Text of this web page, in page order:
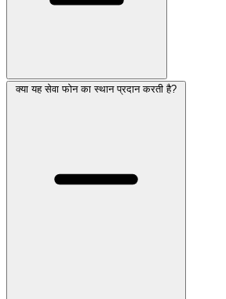
क्या यह सेवा फोन का स्थान प्रदान करती है?